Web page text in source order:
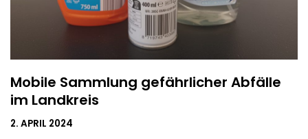
Mobile Sammlung gefährlicher Abfälle
im Landkreis
2. APRIL 2024